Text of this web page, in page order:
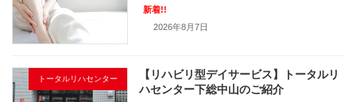
新着!!
2026年8月7日
トータルリハセンター
【リハビリ型デイサービス】トータルリ
ハセンター下総中山のご紹介